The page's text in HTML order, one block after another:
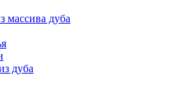
массива дуба
дуба